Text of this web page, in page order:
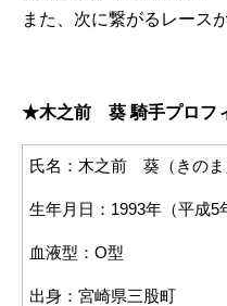
また、次に繋がるレース
★木之前 葵 騎手プロフ
氏名：木之前 葵（きの
生年月日：1993年（平成5
血液型：O型
出身：宮崎県三股町